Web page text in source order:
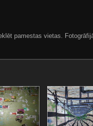
pamestas vietas.